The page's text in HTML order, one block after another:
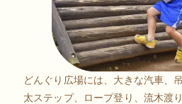
どんぐり広場には、大きな汽車、
太ステップ、ロープ登り、流木渡